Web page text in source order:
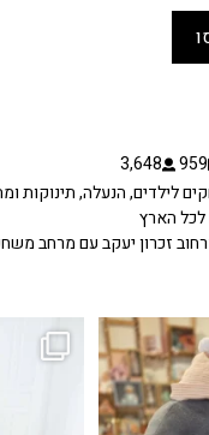
959
3,648
לילדים, הנעלה, תינוקות
הארץ
זכרון יעקב עם מרחב
מקום שהייתי